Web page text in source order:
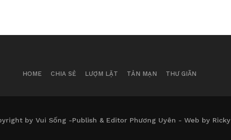
HOME CHIA SẺ LƯỢM LẶT TẢN MẠN THƯ GIÃN
by Vui Sống -Publish & Editor Phương Uyên - Web by Ricky